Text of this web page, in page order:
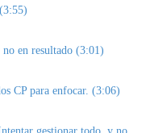
en resultado (3:01)
CP para enfocar. (3:06)